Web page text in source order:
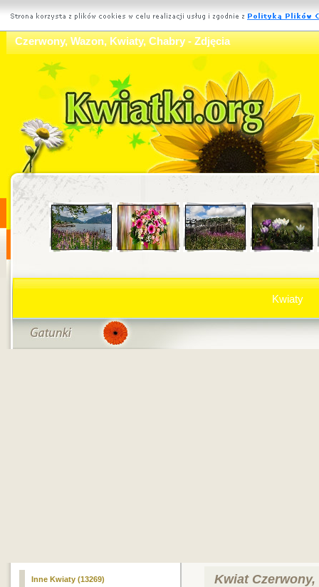
Czerwony, Wazon, Kwiaty, Chabry - Zdjęcia
Kwiaty
Inne Kwiaty (13269) Kwiat